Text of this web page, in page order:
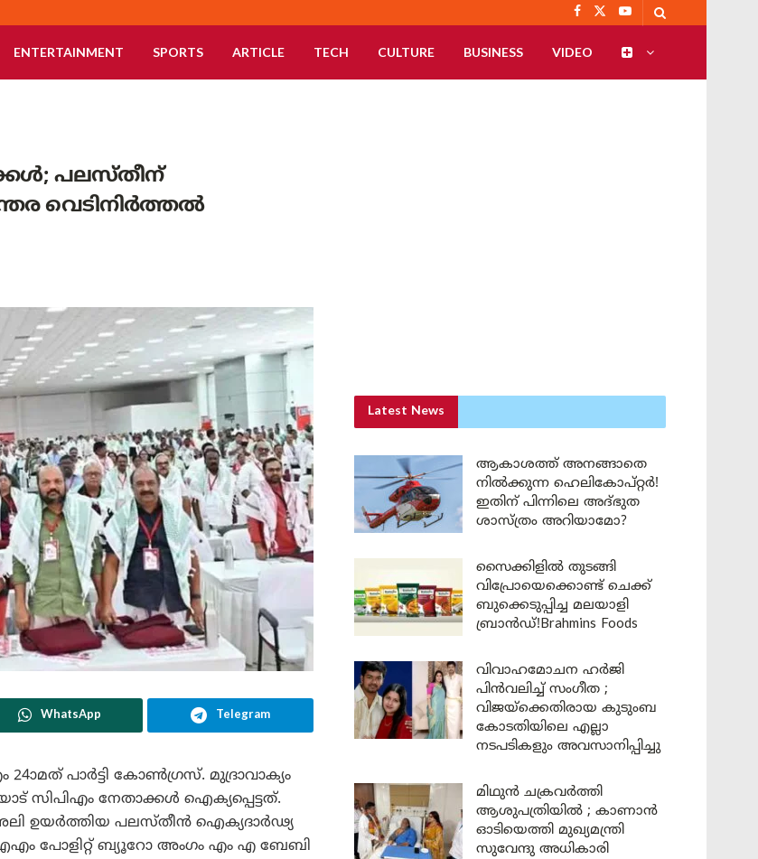
ENTERTAINMENT SPORTS ARTICLE TECH CULTURE BUSINESS VIDEO
പലസ്തീന്
വെടിനിർത്തൽ
WhatsApp Telegram
പാർട്ടി കോൺഗ്രസ്. മുദ്രാവാക്യം
സിപിഎം നേതാക്കൾ ഐക്യപ്പെട്ടത്.
ഉയർത്തിയ പലസ്തീൻ ഐക്യദാർഢ്യ
പോളിറ്റ് ബ്യൂറോ അംഗം എം എ ബേബി
Latest News
ആകാശത്ത് അനങ്ങാതെ
നില്‍ക്കുന്ന ഹെലികോപ്റ്റര്‍!
ഇതിന് പിന്നിലെ അദ്ഭുത
ശാസ്ത്രം അറിയാമോ?
സൈക്കിളിൽ തുടങ്ങി
വിപ്രോയെക്കൊണ്ട് ചെക്ക്
ബുക്കെടുപ്പിച്ച മലയാളി
ബ്രാൻഡ്!Brahmins Foods
വിവാഹമോചന ഹർജി
പിൻവലിച്ച് സംഗീത ;
വിജയ്ക്കെതിരായ കുടുംബ
കോടതിയിലെ എല്ലാ
നടപടികളും അവസാനിപ്പിച്ചു
മിഥുൻ ചക്രവർത്തി
ആശുപത്രിയിൽ ; കാണാൻ
ഓടിയെത്തി മുഖ്യമന്ത്രി
സുവേന്ദു അധികാരി